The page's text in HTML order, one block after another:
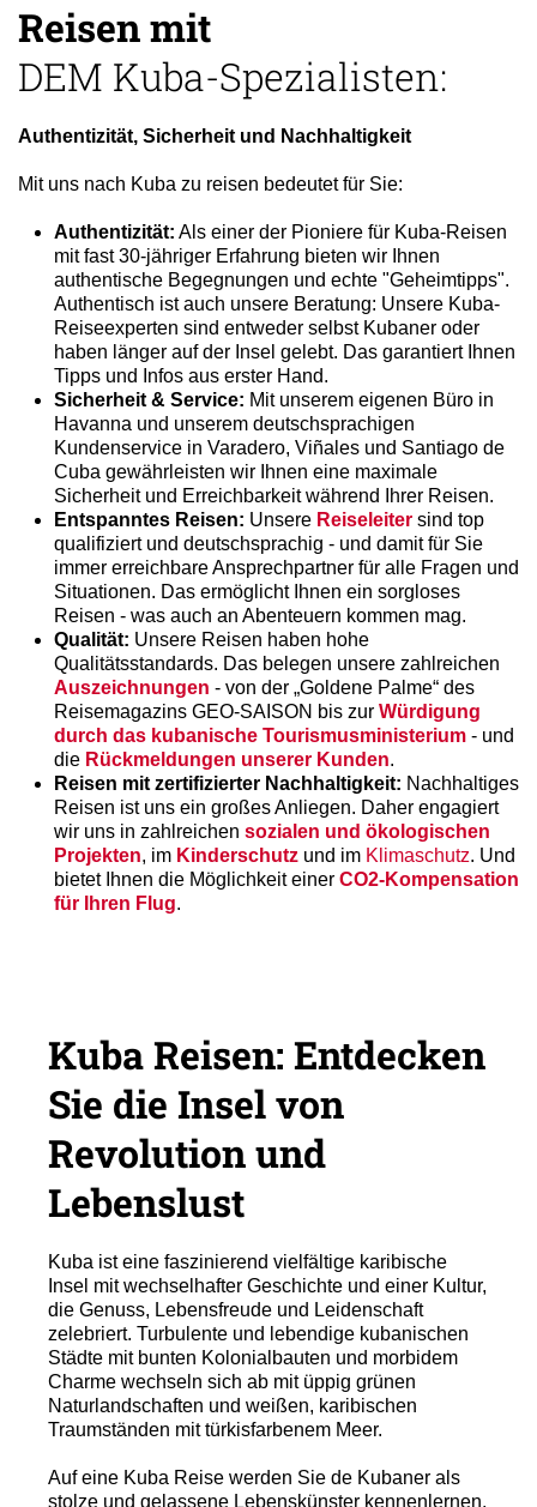
Reisen mit
DEM Kuba-Spezialisten:
Authentizität, Sicherheit und Nachhaltigkeit
Mit uns nach Kuba zu reisen bedeutet für Sie:
Authentizität: Als einer der Pioniere für Kuba-Reisen
mit fast 30-jähriger Erfahrung bieten wir Ihnen
authentische Begegnungen und echte "Geheimtipps".
Authentisch ist auch unsere Beratung: Unsere Kuba-
Reiseexperten sind entweder selbst Kubaner oder
haben länger auf der Insel gelebt. Das garantiert Ihnen
Tipps und Infos aus erster Hand.
Sicherheit & Service: Mit unserem eigenen Büro in
Havanna und unserem deutschsprachigen
Kundenservice in Varadero, Viñales und Santiago de
Cuba gewährleisten wir Ihnen eine maximale
Sicherheit und Erreichbarkeit während Ihrer Reisen.
Entspanntes Reisen: Unsere Reiseleiter sind top
qualifiziert und deutschsprachig - und damit für Sie
immer erreichbare Ansprechpartner für alle Fragen und
Situationen. Das ermöglicht Ihnen ein sorgloses
Reisen - was auch an Abenteuern kommen mag.
Qualität: Unsere Reisen haben hohe
Qualitätsstandards. Das belegen unsere zahlreichen
Auszeichnungen - von der „Goldene Palme“ des
Reisemagazins GEO-SAISON bis zur Würdigung
durch das kubanische Tourismusministerium - und
die Rückmeldungen unserer Kunden.
Reisen mit zertifizierter Nachhaltigkeit: Nachhaltiges
Reisen ist uns ein großes Anliegen. Daher engagiert
wir uns in zahlreichen sozialen und ökologischen
Projekten, im Kinderschutz und im Klimaschutz. Und
bietet Ihnen die Möglichkeit einer CO2-Kompensation
für Ihren Flug.
Kuba Reisen: Entdecken
Sie die Insel von
Revolution und
Lebenslust
Kuba ist eine faszinierend vielfältige karibische
Insel mit wechselhafter Geschichte und einer Kultur,
die Genuss, Lebensfreude und Leidenschaft
zelebriert. Turbulente und lebendige kubanischen
Städte mit bunten Kolonialbauten und morbidem
Charme wechseln sich ab mit üppig grünen
Naturlandschaften und weißen, karibischen
Traumständen mit türkisfarbenem Meer.
Auf eine Kuba Reise werden Sie de Kubaner als
stolze und gelassene Lebenskünster kennenlernen,